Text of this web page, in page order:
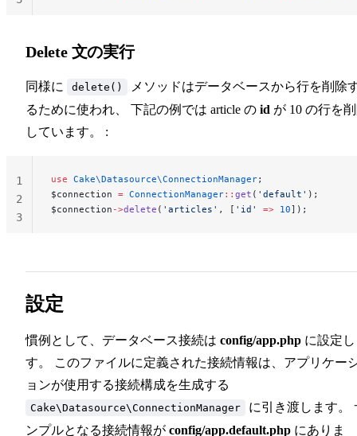
Delete 文の実行
同様に delete()
メソッドはデータベースから行を削除
るために使われ、 下記の例では article の id が 10 の行を
しています。 :
use Cake\Datasource\ConnectionManager;
$connection = ConnectionManager:: get ( 'default' );
$connection ->delete ( 'articles' , [ 'id' => 10]);
1
2
3
設定
慣例として、データベース接続は config/app.php に設定
す。 このファイルに定義された接続情報は、アプリケー
ョンが使用する接続構成を生成する
Cake\Datasource\ConnectionManager
に引き渡します。
ンプルとなる接続情報が config/app.default.php にありま